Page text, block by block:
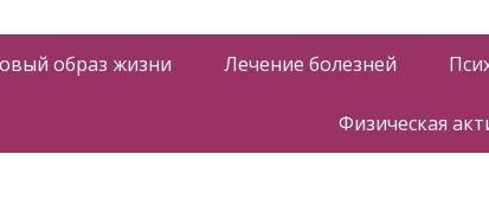
образ жизни Лечение болезней
Физическая